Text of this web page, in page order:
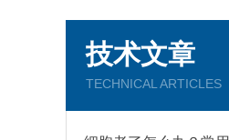
技术文章
TECHNICAL ARTICLES